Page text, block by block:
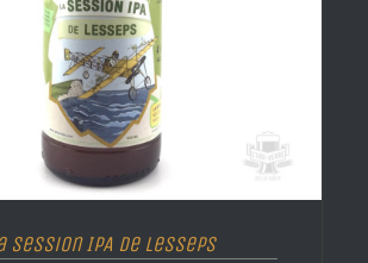
Session IPA de Lesseps